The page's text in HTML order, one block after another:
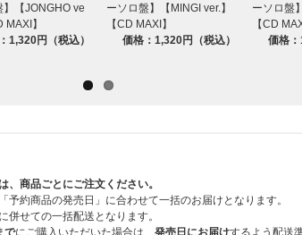
②メンバー別サイン会（※希望メンバー選択可）
[当選人数] 福岡：各メンバー20名、合計160名
【B】ビデオ通話会開催決定！
■応募期間
【1回目】
】【JONGHO ve
MAXI】
1,320円（税込）
ーソロ盤】【MINGI ver.】
【CD MAXI】
価格：1,320円（税込）
ーソロ盤
【CD
価格：
商品ごとにご注文ください。
約商品の発売日」に合わせて一括のお届けとなります。
せての一括配送となります。
でにご購入いただいた場合は、 発売日にお届けするよう配送